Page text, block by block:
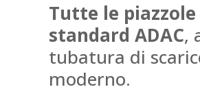
Tutte le
standard ADAC,
tubatura di
moderno.